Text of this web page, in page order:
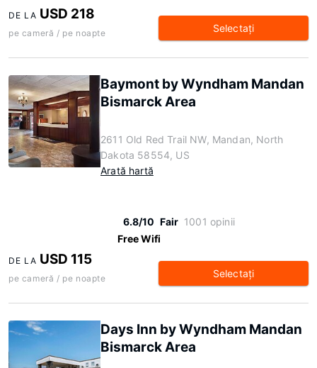
DE LA USD 218
pe cameră / pe noapte Selectaţi
Baymont by Wyndham Mandan
Bismarck Area
2611 Old Red Trail NW, Mandan, North
Dakota 58554, US
Arată hartă
6.8/10 Fair 1001 opinii
Free Wifi
DE LA USD 115
pe cameră / pe noapte Selectaţi
Days Inn by Wyndham Mandan
Bismarck Area